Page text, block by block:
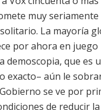
muy
La mayoría
por ahora en juego
demoscopia, que es
exacto– aún le
se ve por
de reducir